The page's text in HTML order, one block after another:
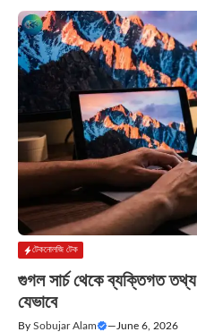
টেকনোলজি টেক
গুগল সার্চ থেকে ব্যক্তিগত
যেভাবে
By Sobujar Alam — June 6, 2026